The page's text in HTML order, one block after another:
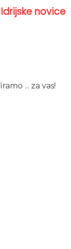
novice
... za vas!